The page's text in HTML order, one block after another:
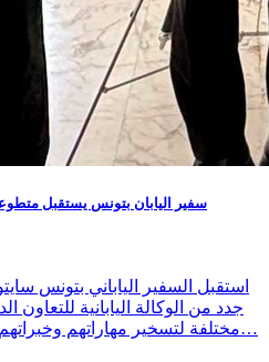
سفير اليابان بتونس يستقبل
استقبل السفير الياباني بتونس
جدد من الوكالة اليابانية
مختلفة لتسخير مهاراتهم وخبراتهم لخدمة المجتمعات المحلية في…